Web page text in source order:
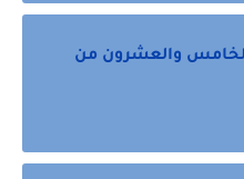
والعشرون من